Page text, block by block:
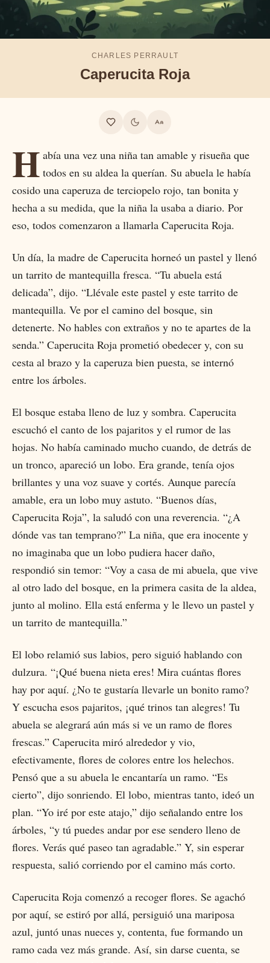
CHARLES PERRAULT
Caperucita Roja
H abía una vez una niña tan amable y risueña que
todos en su aldea la querían. Su abuela le había
cosido una caperuza de terciopelo rojo, tan bonita y
hecha a su medida, que la niña la usaba a diario. Por
eso, todos comenzaron a llamarla Caperucita Roja.
Un día, la madre de Caperucita horneó un pastel y llenó
un tarrito de mantequilla fresca. “Tu abuela está
delicada”, dijo. “Llévale este pastel y este tarrito de
mantequilla. Ve por el camino del bosque, sin
detenerte. No hables con extraños y no te apartes de la
senda.” Caperucita Roja prometió obedecer y, con su
cesta al brazo y la caperuza bien puesta, se internó
entre los árboles.
El bosque estaba lleno de luz y sombra. Caperucita
escuchó el canto de los pajaritos y el rumor de las
hojas. No había caminado mucho cuando, de detrás de
un tronco, apareció un lobo. Era grande, tenía ojos
brillantes y una voz suave y cortés. Aunque parecía
amable, era un lobo muy astuto. “Buenos días,
Caperucita Roja”, la saludó con una reverencia. “¿A
dónde vas tan temprano?” La niña, que era inocente y
no imaginaba que un lobo pudiera hacer daño,
respondió sin temor: “Voy a casa de mi abuela, que vive
al otro lado del bosque, en la primera casita de la aldea,
junto al molino. Ella está enferma y le llevo un pastel y
un tarrito de mantequilla.”
El lobo relamió sus labios, pero siguió hablando con
dulzura. “¡Qué buena nieta eres! Mira cuántas flores
hay por aquí. ¿No te gustaría llevarle un bonito ramo?
Y escucha esos pajaritos, ¡qué trinos tan alegres! Tu
abuela se alegrará aún más si ve un ramo de flores
frescas.” Caperucita miró alrededor y vio,
efectivamente, flores de colores entre los helechos.
Pensó que a su abuela le encantaría un ramo. “Es
cierto”, dijo sonriendo. El lobo, mientras tanto, ideó un
plan. “Yo iré por este atajo,” dijo señalando entre los
árboles, “y tú puedes andar por ese sendero lleno de
flores. Verás qué paseo tan agradable.” Y, sin esperar
respuesta, salió corriendo por el camino más corto.
Caperucita Roja comenzó a recoger flores. Se agachó
por aquí, se estiró por allá, persiguió una mariposa
azul, juntó unas nueces y, contenta, fue formando un
ramo cada vez más grande. Así, sin darse cuenta, se